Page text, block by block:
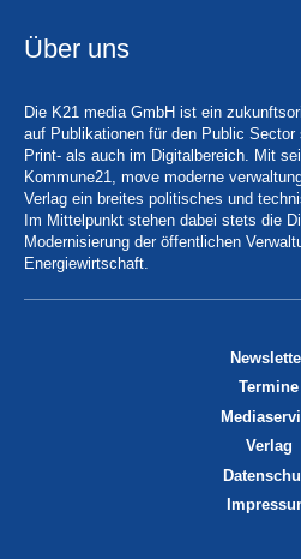
Über uns
Die K21 media GmbH ist ein
auf Publikationen für den Public
Print- als auch im Digitalbereich. Mit
Kommune21, move moderne
Verlag ein breites politisches und
Im Mittelpunkt stehen dabei stets die
Modernisierung der öffentlichen
Energiewirtschaft.
Termine
Verlag